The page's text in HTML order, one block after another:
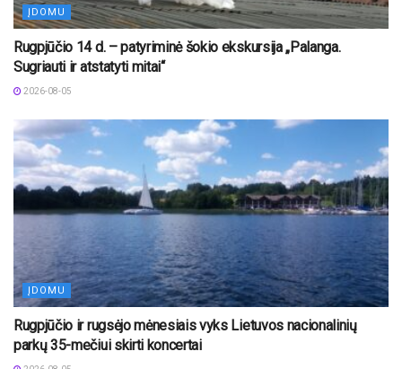
ĮDOMU
Rugpjūčio 14 d. – patyriminė šokio ekskursija „Palanga.
Sugriauti ir atstatyti mitai“
2026-08-05
ĮDOMU
Rugpjūčio ir rugsėjo mėnesiais vyks Lietuvos nacionalinių
parkų 35-mečiui skirti koncertai